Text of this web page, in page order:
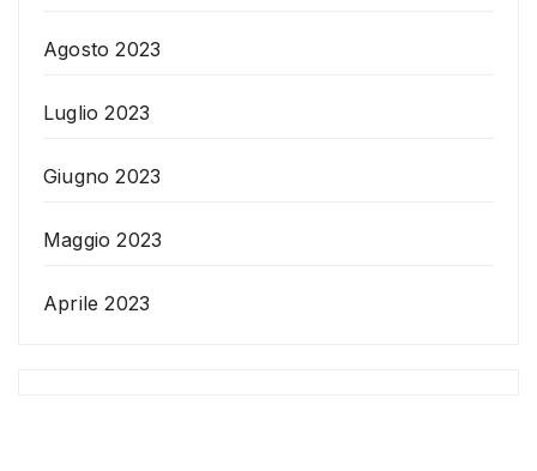
Agosto 2023
Luglio 2023
Giugno 2023
Maggio 2023
Aprile 2023